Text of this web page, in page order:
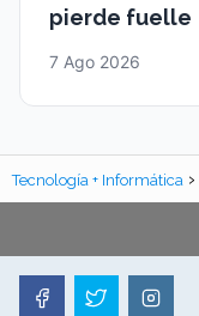
pierde fuelle
7 Ago 2026
Tecnología + Informática